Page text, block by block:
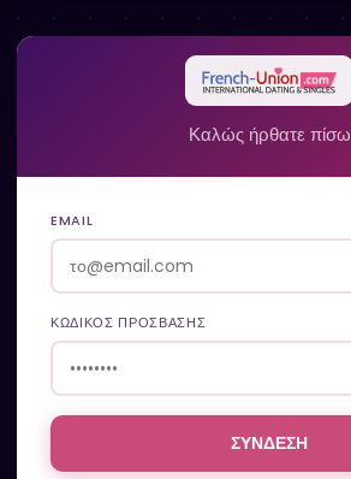
Καλώς ήρθατε πίσω
EMAIL
ΚΩΔΙΚΌΣ ΠΡΌΣΒΑΣΗΣ
ΣΥΝΔΕΣΗ